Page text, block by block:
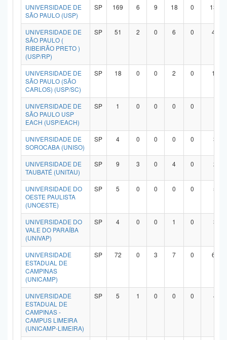
UNIVERSIDADE DE
SÃO PAULO (USP)
SP 169 6 9 18 0 134
UNIVERSIDADE DE
SÃO PAULO (
RIBEIRÃO PRETO )
(USP/RP)
SP 51 2 0 6 0 42
UNIVERSIDADE DE
SÃO PAULO (SÃO
CARLOS) (USP/SC)
SP 18 0 0 2 0 15
UNIVERSIDADE DE
SÃO PAULO USP
EACH (USP/EACH)
SP 1 0 0 0 0
UNIVERSIDADE DE
SOROCABA (UNISO)
SP 4 0 0 0 0 3
UNIVERSIDADE DE
TAUBATÉ (UNITAU)
SP 9 3 0 4 0 2
UNIVERSIDADE DO
OESTE PAULISTA
(UNOESTE)
SP 5 0 0 0 0 5
UNIVERSIDADE DO
VALE DO PARAÍBA
(UNIVAP)
SP 4 0 0 1 0 3
UNIVERSIDADE
ESTADUAL DE
CAMPINAS
(UNICAMP)
SP 72 0 3 7 0 60
UNIVERSIDADE
ESTADUAL DE
CAMPINAS -
CAMPUS LIMEIRA
(UNICAMP-LIMEIRA)
SP 5 1 0 0 0 4